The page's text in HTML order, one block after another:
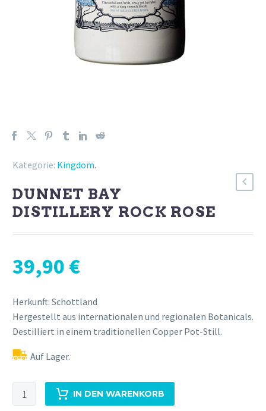
Kategorie: Kingdom.
DUNNET BAY
DISTILLERY ROCK ROSE
39,90 €
Herkunft: Schottland
Hergestellt aus internationalen und regionalen Botanicals.
Destilliert in einem traditionellen Copper Pot-Still.
Auf Lager.
Dunnet
Bay
IN DEN WARENKORB